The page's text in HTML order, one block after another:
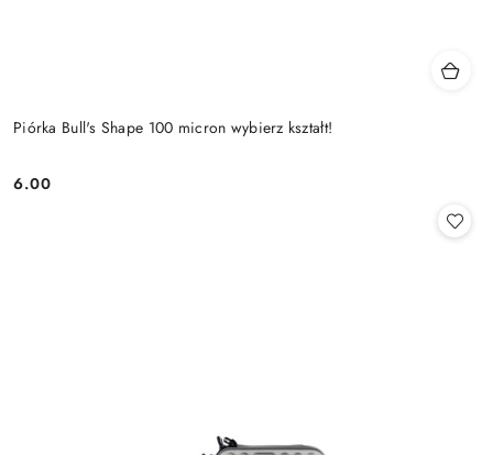
Piórka Bull's Shape 100 micron wybierz kształt!
Cena:
6.00